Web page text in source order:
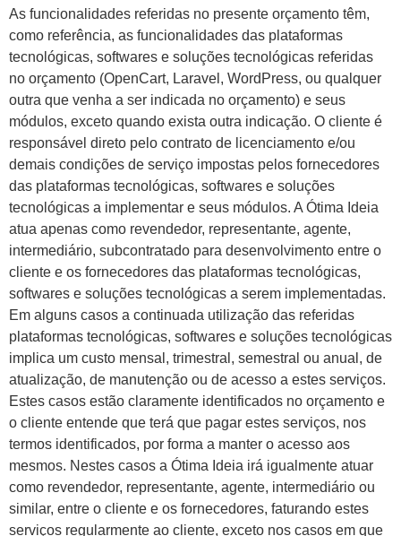
As funcionalidades referidas no presente orçamento têm,
como referência, as funcionalidades das plataformas
tecnológicas, softwares e soluções tecnológicas referidas
no orçamento (OpenCart, Laravel, WordPress, ou qualquer
outra que venha a ser indicada no orçamento) e seus
módulos, exceto quando exista outra indicação. O cliente é
responsável direto pelo contrato de licenciamento e/ou
demais condições de serviço impostas pelos fornecedores
das plataformas tecnológicas, softwares e soluções
tecnológicas a implementar e seus módulos. A Ótima Ideia
atua apenas como revendedor, representante, agente,
intermediário, subcontratado para desenvolvimento entre o
cliente e os fornecedores das plataformas tecnológicas,
softwares e soluções tecnológicas a serem implementadas.
Em alguns casos a continuada utilização das referidas
plataformas tecnológicas, softwares e soluções tecnológicas
implica um custo mensal, trimestral, semestral ou anual, de
atualização, de manutenção ou de acesso a estes serviços.
Estes casos estão claramente identificados no orçamento e
o cliente entende que terá que pagar estes serviços, nos
termos identificados, por forma a manter o acesso aos
mesmos. Nestes casos a Ótima Ideia irá igualmente atuar
como revendedor, representante, agente, intermediário ou
similar, entre o cliente e os fornecedores, faturando estes
serviços regularmente ao cliente, exceto nos casos em que